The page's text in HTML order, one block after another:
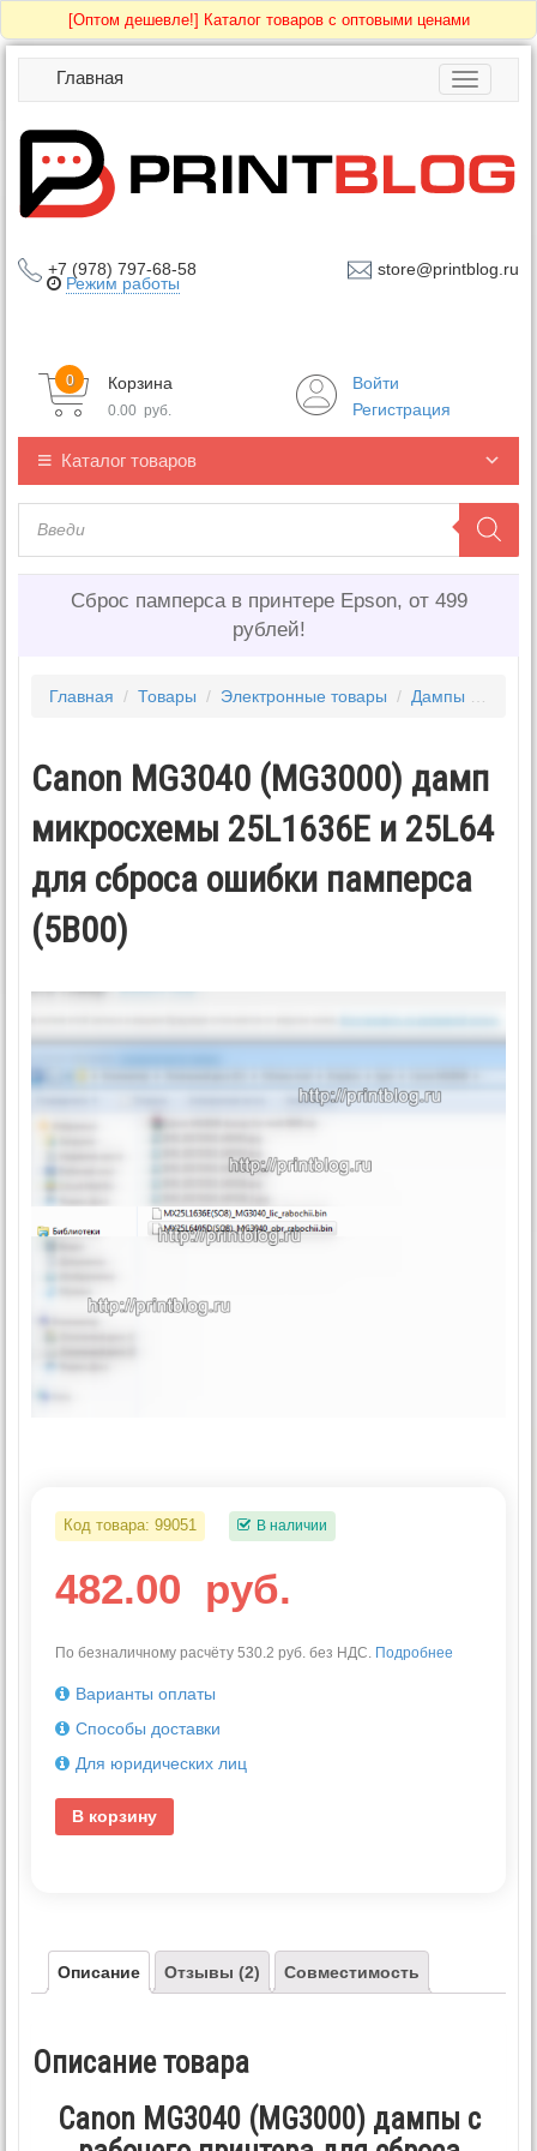
[Оптом дешевле!] Каталог товаров с оптовыми ценами
Toggle
Главная
+7 (978) 797-68-58 store@printblog.ru
Режим работы
Корзина
0
0.00 руб.
Войти
Регистрация
Каталог товаров
Сброс памперса в принтере Epson, от 499
рублей!
Главная / Товары / Электронные товары / Дампы микросхем
Canon MG3040 (MG3000) дамп
микросхемы 25L1636E и 25L64
для сброса ошибки памперса
(5B00)
Код товара: 99051 В наличии
482.00 руб.
По безналичному расчёту 530.2 руб. без НДС. Подробнее
Варианты оплаты
Способы доставки
Для юридических лиц
В корзину
Описание Отзывы (2) Совместимость
Описание товара
Canon MG3040 (MG3000) дампы с